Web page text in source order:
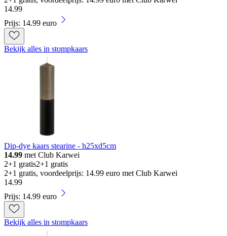
14.99
Prijs: 14.99 euro
Bekijk alles in stompkaars
Dip-dye kaars stearine - h25xd5cm
14.99 met Club Karwei
2+1 gratis2+1 gratis
2+1 gratis, voordeelprijs: 14.99 euro met Club Karwei
14.99
Prijs: 14.99 euro
Bekijk alles in stompkaars